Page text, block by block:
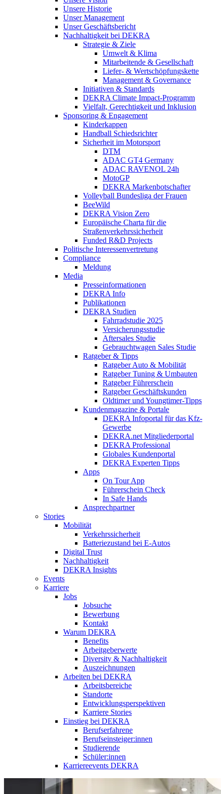
Unsere Historie
Unser Management
Unser Geschäftsbericht
Nachhaltigkeit bei DEKRA
Strategie & Ziele
Umwelt & Klima
Mitarbeitende & Gesellschaft
Liefer- & Wertschöpfungskette
Management & Governance
Initiativen & Standards
DEKRA Climate Impact-Programm
Vielfalt, Gerechtigkeit und Inklusion​
Sponsoring & Engagement
Kinderkappen
Handball Schiedsrichter
Sicherheit im Motorsport
DTM
ADAC GT4 Germany
ADAC RAVENOL 24h
MotoGP
DEKRA Markenbotschafter
Volleyball Bundesliga der Frauen
BeeWild
DEKRA Vision Zero
Europäische Charta für die
Straßenverkehrssicherheit
Funded R&D Projects
Politische Interessenvertretung
Compliance
Meldung
Media
Presseinformationen
DEKRA Info
Publikationen
DEKRA Studien
Fahrradstudie 2025
Versicherungsstudie
Aftersales Studie
Gebrauchtwagen Sales Studie
Ratgeber & Tipps
Ratgeber Auto & Mobilität
Ratgeber Tuning & Umbauten
Ratgeber Führerschein
Ratgeber Geschäftskunden
Oldtimer und Youngtimer-Tipps
Kundenmagazine & Portale
DEKRA Infoportal für das Kfz-
Gewerbe
DEKRA.net Mitgliederportal
DEKRA Professional
Globales Kundenportal
DEKRA Experten Tipps
Apps
On Tour App
Führerschein Check
In Safe Hands
Ansprechpartner
Stories
Mobilität
Verkehrssicherheit
Batteriezustand bei E-Autos
Digital Trust
Nachhaltigkeit
DEKRA Insights
Events
Karriere
Jobs
Jobsuche
Bewerbung
Kontakt
Warum DEKRA
Benefits
Arbeitgeberwerte
Diversity & Nachhaltigkeit
Auszeichnungen
Arbeiten bei DEKRA
Arbeitsbereiche
Standorte
Entwicklungsperspektiven
Karriere Stories
Einstieg bei DEKRA
Berufserfahrene
Berufseinsteiger:innen
Studierende
Schüler:innen
Karriereevents DEKRA